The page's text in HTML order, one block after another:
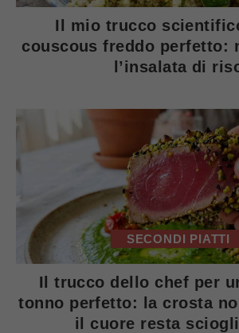
Il mio trucco
couscous freddo perfetto:
l’insalata di
SECONDI PIATTI
Il trucco dello chef per
tonno perfetto: la crosta
il cuore resta